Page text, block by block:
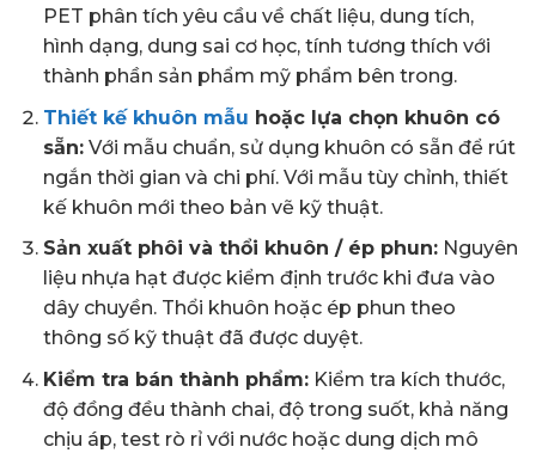
PET phân tích yêu cầu về chất liệu, dung tích,
hình dạng, dung sai cơ học, tính tương thích với
thành phần sản phẩm mỹ phẩm bên trong.
Thiết kế khuôn mẫu hoặc lựa chọn khuôn có
sẵn:Với mẫu chuẩn, sử dụng khuôn có sẵn để rút
ngắn thời gian và chi phí. Với mẫu tùy chỉnh, thiết
kế khuôn mới theo bản vẽ kỹ thuật.
Sản xuất phôi và thổi khuôn / ép phun:Nguyên
liệu nhựa hạt được kiểm định trước khi đưa vào
dây chuyền. Thổi khuôn hoặc ép phun theo
thông số kỹ thuật đã được duyệt.
Kiểm tra bán thành phẩm:Kiểm tra kích thước,
độ đồng đều thành chai, độ trong suốt, khả năng
chịu áp, test rò rỉ với nước hoặc dung dịch mô